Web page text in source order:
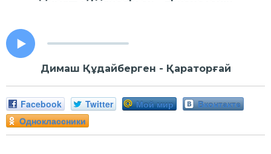
Димаш Құдайберген - Қараторғай
Facebook Twitter Мой мир
Вконтакте
Одноклассники